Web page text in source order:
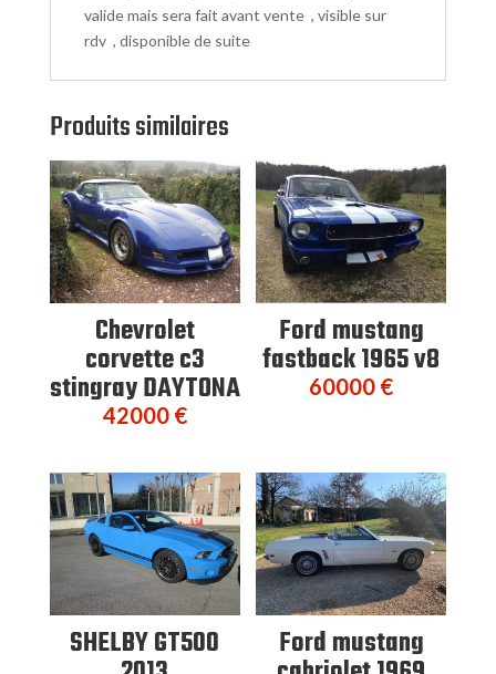
valide mais sera fait avant vente , visible sur
rdv , disponible de suite
Produits similaires
Chevrolet
corvette c3
stingray DAYTONA
42000 €
Ford mustang
fastback 1965 v8
60000 €
SHELBY GT500 Ford mustang